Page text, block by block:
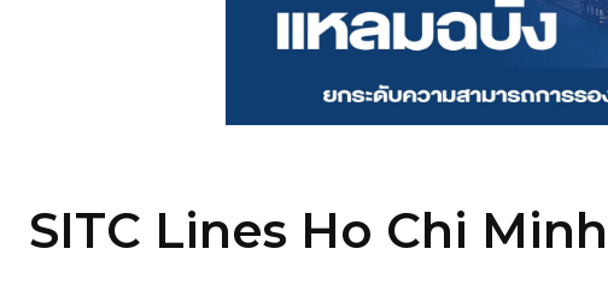
SITC Lines Ho Chi Minh